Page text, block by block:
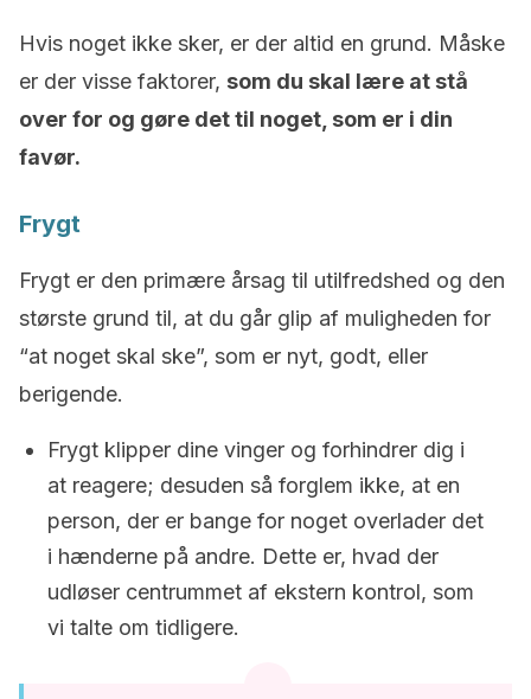
Hvis noget ikke sker, er der altid en grund. Måske
er der visse faktorer, som du skal lære at stå
over for og gøre det til noget, som er i din
favør.
Frygt
Frygt er den primære årsag til utilfredshed og den
største grund til, at du går glip af muligheden for
“at noget skal ske”, som er nyt, godt, eller
berigende.
Frygt klipper dine vinger og forhindrer dig i
at reagere; desuden så forglem ikke, at en
person, der er bange for noget overlader det
i hænderne på andre. Dette er, hvad der
udløser centrummet af ekstern kontrol, som
vi talte om tidligere.